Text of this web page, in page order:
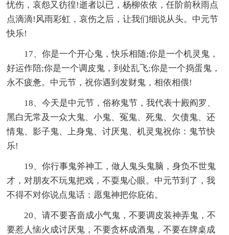
忧伤，哀怨又彷徨!逝者以已，杨柳依依，任阶前秋雨点
点滴滴!风雨彩虹，哀伤之后，让我们细说从头。中元节
快乐!
17、你是一个开心鬼，快乐相随;你是一个机灵鬼，
好运作陪;你是一个调皮鬼，到处乱飞;你是一个捣蛋鬼，
永不疲惫。中元节，祝你遇到发财鬼，相依相偎!
18、今天是中元节，俗称鬼节，我代表十殿阎罗、
黑白无常及一众大鬼、小鬼、冤鬼、死鬼、欠债鬼、还
情鬼、影子鬼、上身鬼、讨厌鬼、机灵鬼祝你：鬼节快
乐!
19、你行事鬼斧神工，做人鬼头鬼脑，身负不世鬼
才，对朋友不玩鬼把戏，不耍鬼心眼。中元节到了，我
不得不对你说点鬼话：愿鬼神把你庇佑。
20、请不要吝啬成小气鬼，不要调皮装神弄鬼，不
要惹人恼火成讨厌鬼，不要贪杯成酒鬼，不要在牌桌成